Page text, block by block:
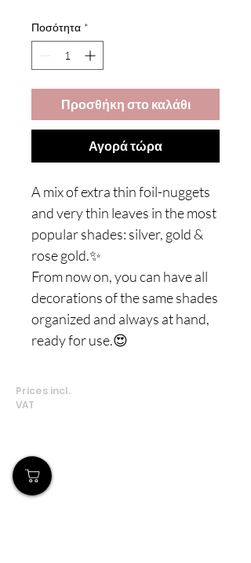
Ποσότητα *
Προσθήκη στο καλάθι
Αγορά τώρα
A mix of extra thin foil-nuggets
and very thin leaves in the most
popular shades: silver, gold &
rose gold.✨
From now on, you can have all
decorations of the same shades
organized and always at hand,
ready for use.😍
Prices incl.
VAT
Το Κατάστημά μας
Δημοσθένη Βουτήρα 11, Κύπρος, Λεμεσός